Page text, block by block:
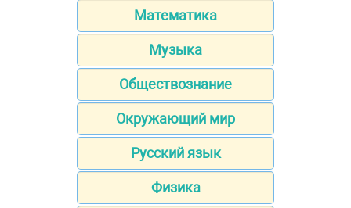
Математика
Музыка
Обществознание
Окружающий мир
Русский язык
Физика